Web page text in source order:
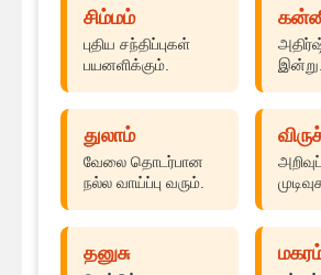
சிம்மம்
புதிய சந்திப்புகள்
பயனளிக்கும்.
இன்று.
துலாம்
வேலை தொடர்பான
நல்ல வாய்ப்பு வரும்.
தனுசு